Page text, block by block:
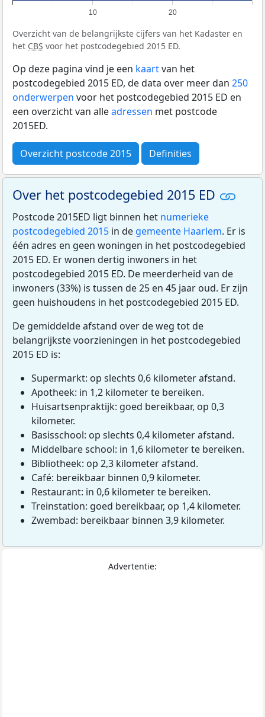
10 20
Overzicht van de belangrijkste cijfers van het Kadaster en
het CBS voor het postcodegebied 2015 ED.
Op deze pagina vind je een kaartvan het
postcodegebied 2015 ED, de data over meer dan 250
onderwerpen voor het postcodegebied 2015 ED en
een overzicht van alleadressen met postcode
2015ED.
Overzicht postcode 2015 Definities
Over het postcodegebied 2015 ED
Postcode 2015ED ligt binnen het numerieke
postcodegebied 2015 in de gemeente Haarlem. Er is
één adres en geen woningen in het postcodegebied
2015 ED. Er wonen dertig inwoners in het
postcodegebied 2015 ED. De meerderheid van de
inwoners (33%) is tussen de 25 en 45 jaar oud. Er zijn
geen huishoudens in het postcodegebied 2015 ED.
De gemiddelde afstand over de weg tot de
belangrijkste voorzieningen in het postcodegebied
2015 ED is:
Supermarkt: op slechts 0,6 kilometer afstand.
Apotheek: in 1,2 kilometer te bereiken.
Huisartsenpraktijk: goed bereikbaar, op 0,3
kilometer.
Basisschool: op slechts 0,4 kilometer afstand.
Middelbare school: in 1,6 kilometer te bereiken.
Bibliotheek: op 2,3 kilometer afstand.
Café: bereikbaar binnen 0,9 kilometer.
Restaurant: in 0,6 kilometer te bereiken.
Treinstation: goed bereikbaar, op 1,4 kilometer.
Zwembad: bereikbaar binnen 3,9 kilometer.
Advertentie: